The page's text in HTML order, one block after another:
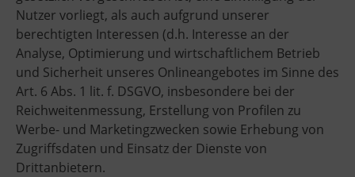
Nutzer vorliegt, als auch aufgrund unserer
berechtigten Interessen (d.h. Interesse an der
Analyse, Optimierung und wirtschaftlichem Betrieb
und Sicherheit unseres Onlineangebotes im Sinne des
Art. 6 Abs. 1 lit. f. DSGVO, insbesondere bei der
Reichweitenmessung, Erstellung von Profilen zu
Werbe- und Marketingzwecken sowie Erhebung von
Zugriffsdaten und Einsatz der Dienste von
Drittanbietern.